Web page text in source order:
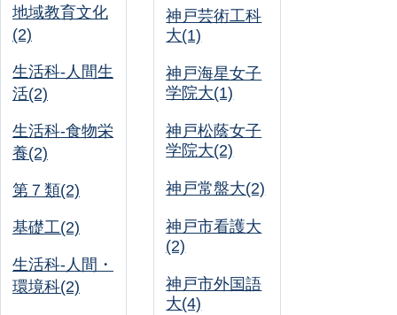
地域教育文化
(2)
生活科-人間生
活(2)
生活科-食物栄
養(2)
第７類(2)
基礎工(2)
生活科-人間・
環境科(2)
神戸芸術工科
大(1)
神戸海星女子
学院大(1)
神戸松蔭女子
学院大(2)
神戸常盤大(2)
神戸市看護大
(2)
神戸市外国語
大(4)